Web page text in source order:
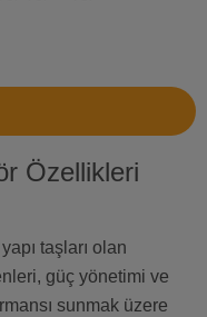
Özellikleri
taşları olan
güç yönetimi ve
sunmak üzere